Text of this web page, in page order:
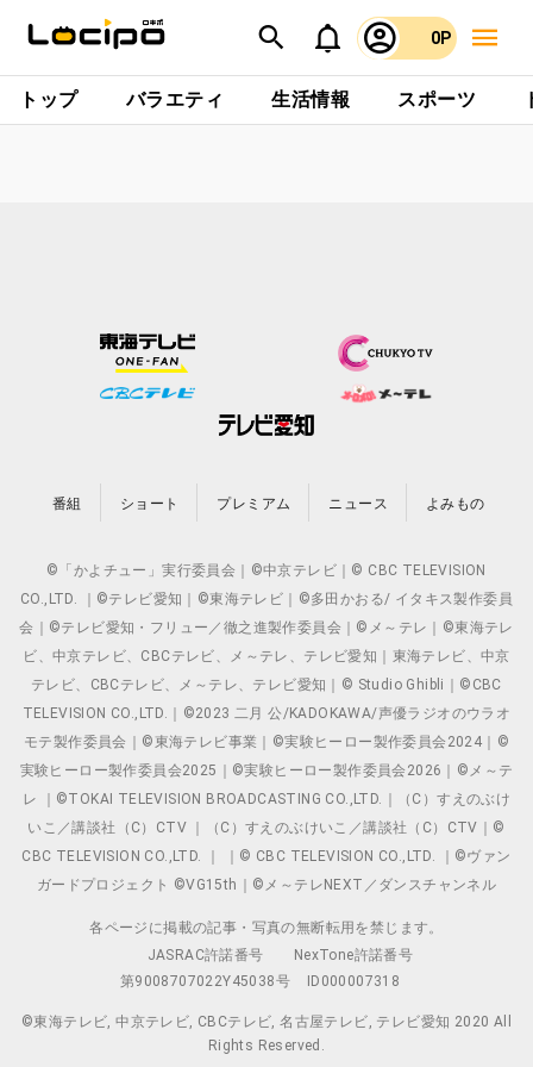
0P
トップ バラエティ 生活情報 スポーツ
番組 ショート プレミアム ニュース よみもの
©「かよチュー」実行委員会｜©中京テレビ｜© CBC TELEVISION
CO.,LTD. ｜©テレビ愛知｜©東海テレビ｜©多田かおる/ イタキス製作委員
会｜©テレビ愛知・フリュー／徹之進製作委員会｜©メ～テレ｜©東海テレ
ビ、中京テレビ、CBCテレビ、メ～テレ、テレビ愛知｜東海テレビ、中京
テレビ、CBCテレビ、メ～テレ、テレビ愛知｜© Studio Ghibli｜©CBC
TELEVISION CO.,LTD.｜©2023 二月 公/KADOKAWA/声優ラジオのウラオ
モテ製作委員会｜©東海テレビ事業｜©実験ヒーロー製作委員会2024｜©
実験ヒーロー製作委員会2025｜©実験ヒーロー製作委員会2026｜©メ～テ
レ ｜©TOKAI TELEVISION BROADCASTING CO.,LTD.｜（C）すえのぶけ
いこ／講談社（C）CTV ｜（C）すえのぶけいこ／講談社（C）CTV｜©
CBC TELEVISION CO.,LTD. ｜ ｜© CBC TELEVISION CO.,LTD. ｜©ヴァン
ガードプロジェクト ©VG15th｜©メ～テレNEXT／ダンスチャンネル
各ページに掲載の記事・写真の無断転用を禁じます。
JASRAC許諾番号
NexTone許諾番号
第9008707022Y45038号
ID000007318
©東海テレビ, 中京テレビ, CBCテレビ, 名古屋テレビ, テレビ愛知 2020 All
Rights Reserved.